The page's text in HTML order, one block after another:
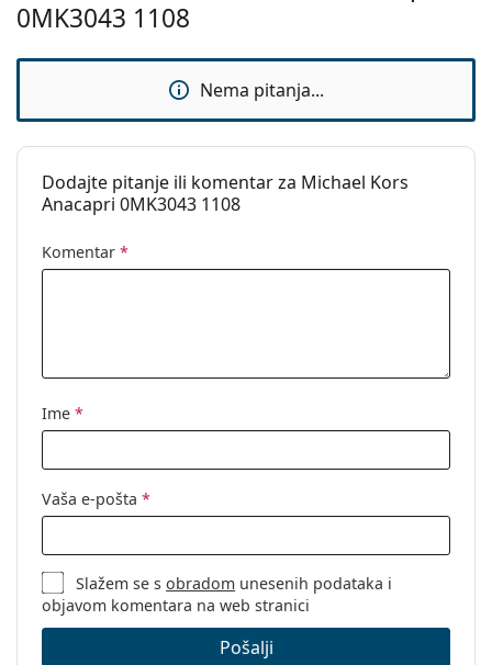
pronašli više stilova ili provjerite naš
Ovo je medicinski proizvod. Prije uporabe pročitajte
0MK3043 1108
Nema pitanja...
Dodajte pitanje ili komentar za Michael Kors
Anacapri 0MK3043 1108
Komentar *
Ime *
Vaša e-pošta *
Slažem se sobradom unesenih podataka i
objavom komentara na web stranici
Pošalji